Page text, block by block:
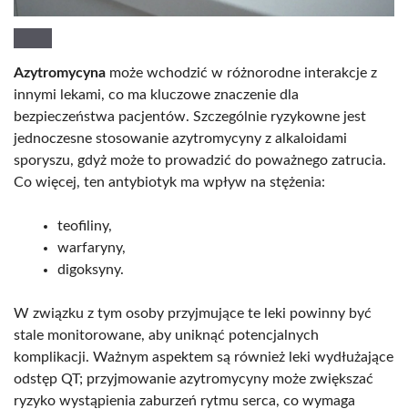
Azytromycyna może wchodzić w różnorodne interakcje z
innymi lekami, co ma kluczowe znaczenie dla
bezpieczeństwa pacjentów. Szczególnie ryzykowne jest
jednoczesne stosowanie azytromycyny z alkaloidami
sporyszu, gdyż może to prowadzić do poważnego zatrucia.
Co więcej, ten antybiotyk ma wpływ na stężenia:
teofiliny,
warfaryny,
digoksyny.
W związku z tym osoby przyjmujące te leki powinny być
stale monitorowane, aby uniknąć potencjalnych
komplikacji. Ważnym aspektem są również leki wydłużające
odstęp QT; przyjmowanie azytromycyny może zwiększać
ryzyko wystąpienia zaburzeń rytmu serca, co wymaga